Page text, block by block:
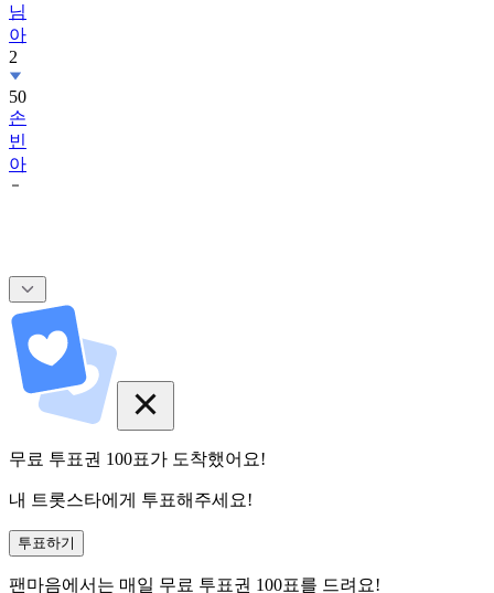
님
아
2
50
손
빈
아
무료 투표권 100표가 도착했어요!
내 트롯스타에게 투표해주세요!
투표하기
팬마음에서는 매일 무료 투표권 100표를 드려요!